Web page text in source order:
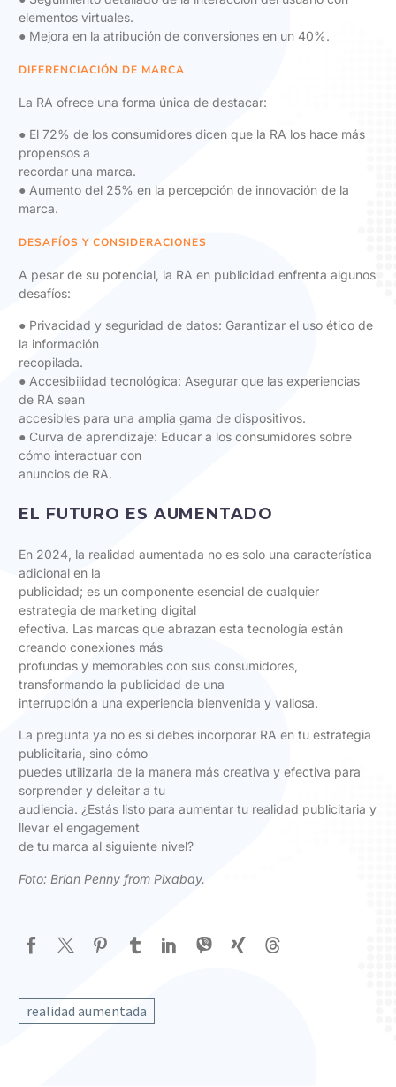
elementos virtuales.
● Mejora en la atribución de conversiones en un 40%.
DIFERENCIACIÓN DE MARCA
La RA ofrece una forma única de destacar:
● El 72% de los consumidores dicen que la RA los hace más
propensos a
recordar una marca.
● Aumento del 25% en la percepción de innovación de la
marca.
DESAFÍOS Y CONSIDERACIONES
A pesar de su potencial, la RA en publicidad enfrenta algunos
desafíos:
● Privacidad y seguridad de datos: Garantizar el uso ético de
la información
recopilada.
● Accesibilidad tecnológica: Asegurar que las experiencias
de RA sean
accesibles para una amplia gama de dispositivos.
● Curva de aprendizaje: Educar a los consumidores sobre
cómo interactuar con
anuncios de RA.
EL FUTURO ES AUMENTADO
En 2024, la realidad aumentada no es solo una característica
adicional en la
publicidad; es un componente esencial de cualquier
estrategia de marketing digital
efectiva. Las marcas que abrazan esta tecnología están
creando conexiones más
profundas y memorables con sus consumidores,
transformando la publicidad de una
interrupción a una experiencia bienvenida y valiosa.
La pregunta ya no es si debes incorporar RA en tu estrategia
publicitaria, sino cómo
puedes utilizarla de la manera más creativa y efectiva para
sorprender y deleitar a tu
audiencia. ¿Estás listo para aumentar tu realidad publicitaria y
llevar el engagement
de tu marca al siguiente nivel?
Foto: Brian Penny from Pixabay.
realidad aumentada